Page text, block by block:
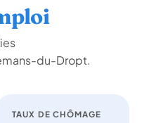
du-Dropt.
TAUX DE CHÔMAGE